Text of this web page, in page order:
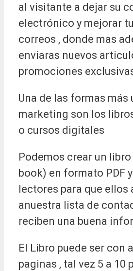
al visitante a dejar su
electrónico y mejorar
correos , donde mas
enviaras nuevos
promociones
Una de las formas más
marketing son los
o cursos digitales
Podemos crear un
book) en formato PDF
lectores para que ellos
anuestra lista de
reciben una buena
El Libro puede ser con
paginas , tal vez 5 a 10